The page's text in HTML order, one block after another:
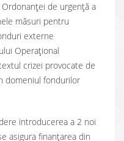
de urgență a
măsuri pentru
externe
Operaţional
crizei provocate de
domeniul fondurilor
introducerea a 2 noi
asigura finanțarea din